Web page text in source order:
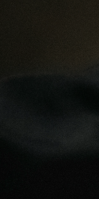
DU ROI VERNI PR
d’usure Certifié